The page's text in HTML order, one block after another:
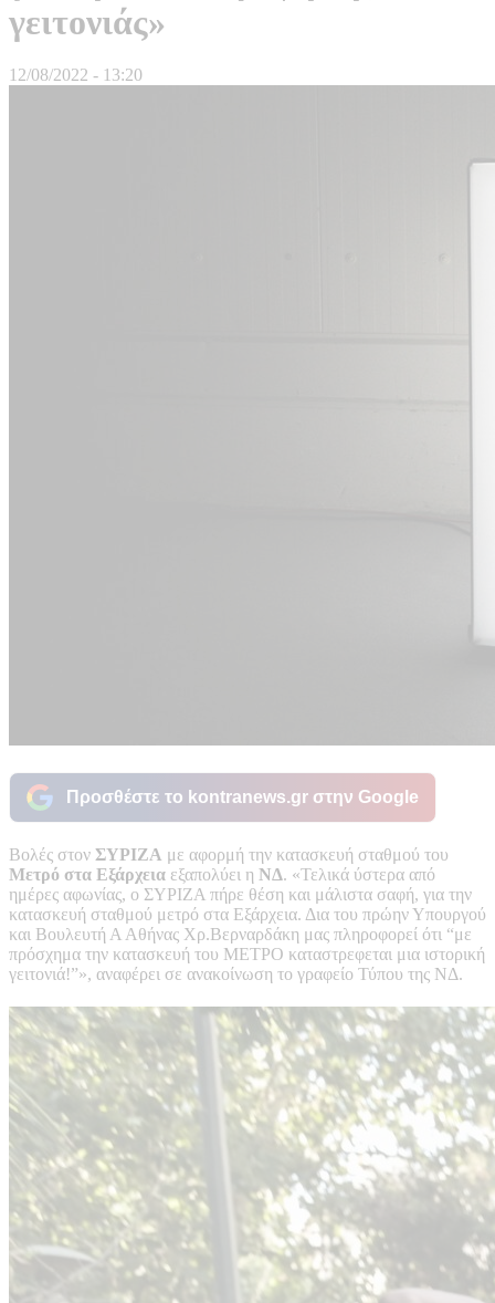
γειτονιάς»
12/08/2022 - 13:20
Προσθέστε το kontranews.gr στην Google
Βολές στον ΣΥΡΙΖΑ με αφορμή την κατασκευή σταθμού του
Μετρό στα Εξάρχεια εξαπολύει η ΝΔ. «Τελικά ύστερα από
ημέρες αφωνίας, ο ΣΥΡΙΖΑ πήρε θέση και μάλιστα σαφή, για την
κατασκευή σταθμού μετρό στα Εξάρχεια. Δια του πρώην Υπουργού
και Βουλευτή Α Αθήνας Χρ.Βερναρδάκη μας πληροφορεί ότι “με
πρόσχημα την κατασκευή του ΜΕΤΡΟ καταστρεφεται μια ιστορική
γειτονιά!”», αναφέρει σε ανακοίνωση το γραφείο Τύπου της ΝΔ.